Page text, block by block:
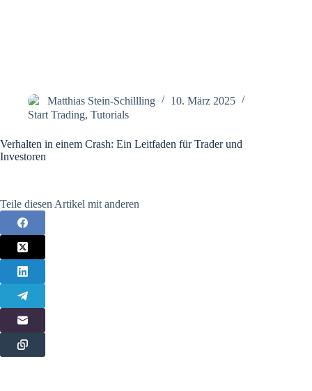
Matthias Stein-Schillling
10. März 2025
Start Trading, Tutorials
Verhalten in einem Crash: Ein Leitfaden für Trader und
Investoren
Teile diesen Artikel mit anderen